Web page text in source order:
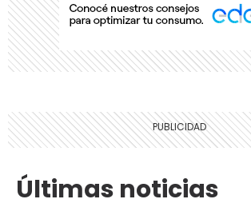
Últimas noticias